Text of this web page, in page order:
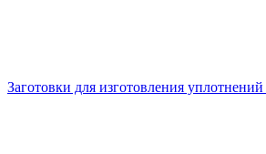
Заготовки для изготовления